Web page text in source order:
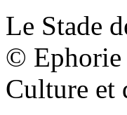
Le Stade
© Ephorie
Culture et